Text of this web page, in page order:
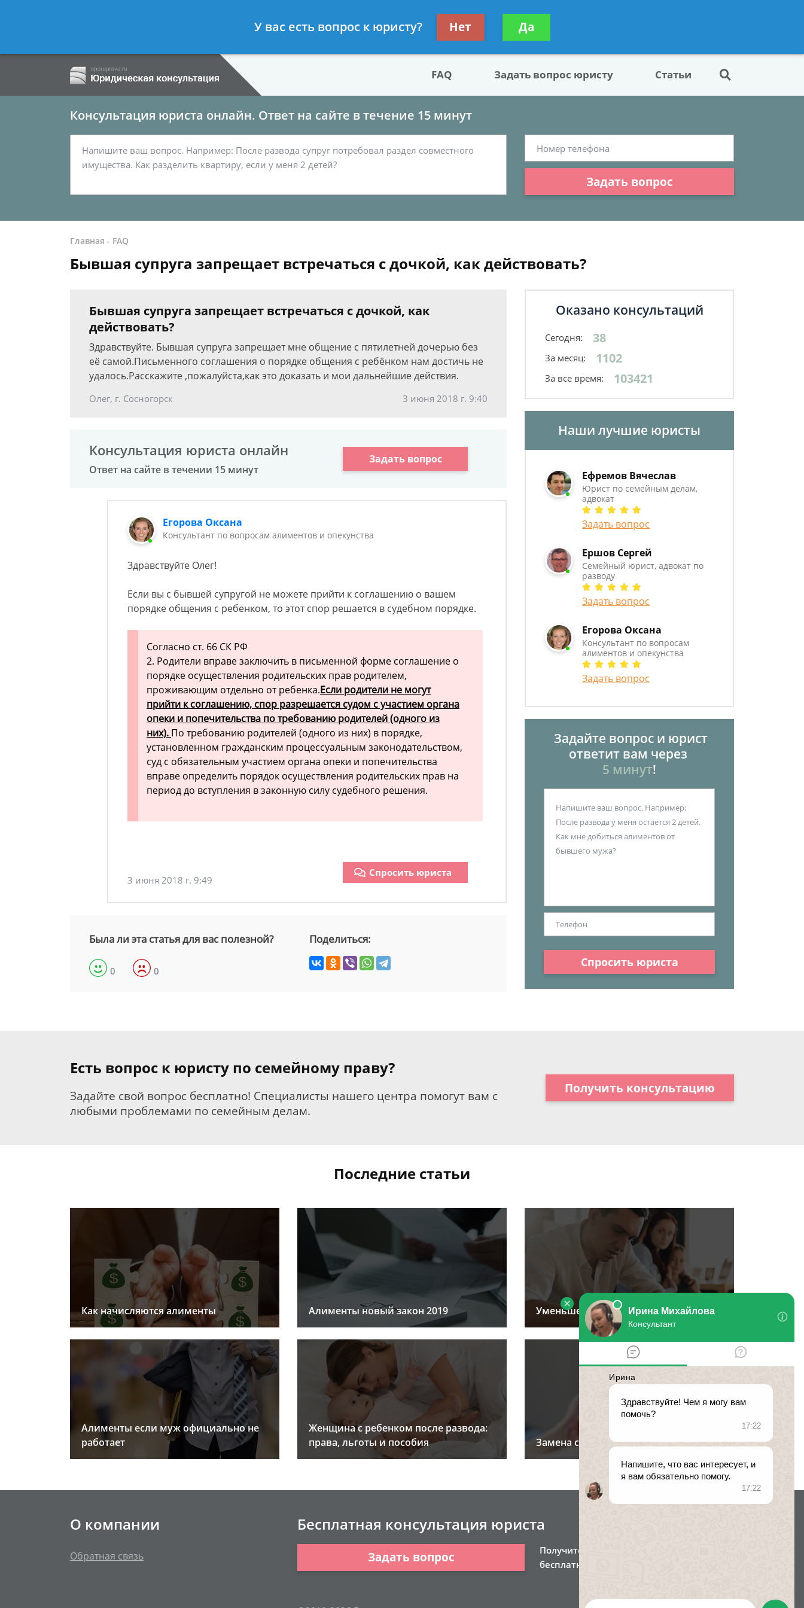
- Семейный юрист, адвокат по разводу
Получите консультацию
бесплатно
FAQ Задать вопрос юристу Статьи
Консультация юриста онлайн. Ответ на сайте в течение 15 минут
Задать вопрос
Главная - FAQ
Бывшая супруга запрещает встречаться с дочкой, как действовать?
Бывшая супруга запрещает встречаться с дочкой, как
действовать?
Здравствуйте. Бывшая супруга запрещает мне общение с пятилетней дочерью без
её самой.Письменного соглашения о порядке общения с ребёнком нам достичь не
удалось.Расскажите ,пожалуйста,как это доказать и мои дальнейшие действия.
Олег, г. Сосногорск 3 июня 2018 г. 9:40
Консультация юриста онлайн
Ответ на сайте в течении 15 минут
Задать вопрос
Егорова Оксана
Консультант по вопросам алиментов и опекунства
Здравствуйте Олег!
Если вы с бывшей супругой не можете прийти к соглашению о вашем
порядке общения с ребенком, то этот спор решается в судебном порядке.
Согласно ст. 66 СК РФ
2. Родители вправе заключить в письменной форме соглашение о
порядке осуществления родительских прав родителем,
проживающим отдельно от ребенка.Если родители не могут
прийти к соглашению, спор разрешается судом с участием органа
опеки и попечительства по требованию родителей (одного из
них). По требованию родителей (одного из них) в порядке,
установленном гражданским процессуальным законодательством,
суд с обязательным участием органа опеки и попечительства
вправе определить порядок осуществления родительских прав на
период до вступления в законную силу судебного решения.
3 июня 2018 г. 9:49
Спросить юриста
Была ли эта статья для вас полезной?
0 0
Поделиться:
Оказано консультаций
Сегодня: 38
За месяц: 1102
За все время: 103421
Наши лучшие юристы
Ефремов Вячеслав
Юрист по семейным делам,
адвокат
Задать вопрос
Ершов Сергей
Семейный юрист, адвокат по
разводу
Задать вопрос
Егорова Оксана
Консультант по вопросам
алиментов и опекунства
Задать вопрос
Задайте вопрос и юрист
ответит вам через
5 минут!
Спросить юриста
Есть вопрос к юристу по семейному праву?
Задайте свой вопрос бесплатно! Специалисты нашего центра помогут вам с
любыми проблемами по семейным делам.
Получить консультацию
Последние статьи
Как начисляются алименты Алименты новый закон 2019 Уменьшение размера алиментов
Алименты если муж официально не
работает
Женщина с ребенком после развода:
права, льготы и пособия
Замена свидетельства о рождении
О компании
Обратная связь
Бесплатная консультация юриста
Задать вопрос
Получите консультацию
бесплатно
У вас есть вопрос к юристу? Нет Да